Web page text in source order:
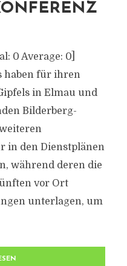
0 Average: 0]
haben für ihren
in Elmau und
Bilderberg-
in den Dienstplänen
während deren die
vor Ort
unterlagen, um